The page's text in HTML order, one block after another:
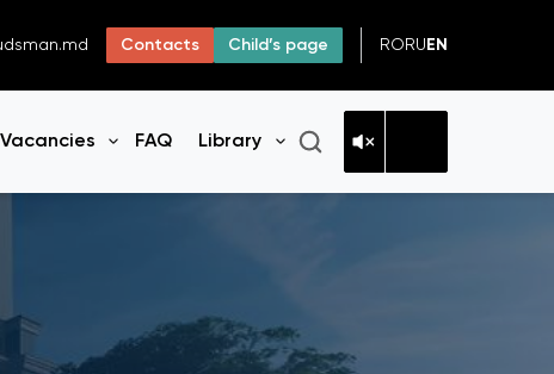
Contacts Child’s page RO RU EN
Vacancies FAQ Library
Open menu